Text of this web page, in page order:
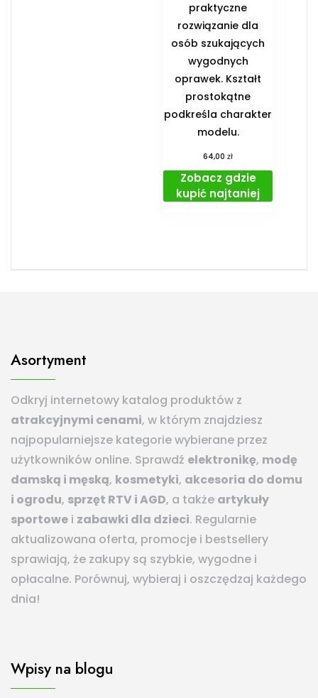
praktyczne
rozwiązanie dla
osób szukających
wygodnych
oprawek. Kształt
prostokątne
podkreśla charakter
modelu.
64,00zł
Zobacz gdzie
kupić najtaniej
Asortyment
Odkryj internetowy katalog produktów z
atrakcyjnymi cenami, w którym znajdziesz
najpopularniejsze kategorie wybierane przez
użytkowników online. Sprawdź elektronikę, modę
damską i męską, kosmetyki, akcesoria do domu
i ogrodu, sprzęt RTV i AGD, a także artykuły
sportowe i zabawki dla dzieci. Regularnie
aktualizowana oferta, promocje i bestsellery
sprawiają, że zakupy są szybkie, wygodne i
opłacalne. Porównuj, wybieraj i oszczędzaj każdego
dnia!
Wpisy na blogu